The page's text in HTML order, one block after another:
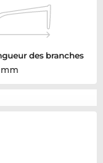
des branches
mm